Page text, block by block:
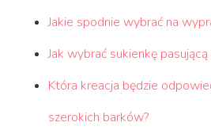
Jakie spodnie wybrać na
Jak wybrać sukienkę
Która kreacja będzie
szerokich barków?